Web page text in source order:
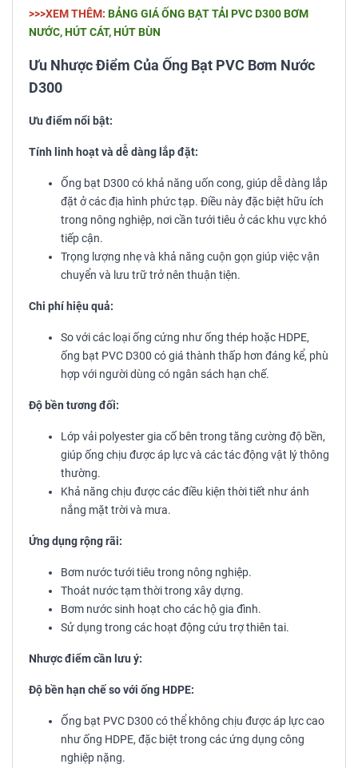
>>>XEM THÊM: BẢNG GIÁ ỐNG BẠT TẢI PVC D300 BƠM
NƯỚC, HÚT CÁT, HÚT BÙN
Ưu Nhược Điểm Của Ống Bạt PVC Bơm Nước
D300
Ưu điểm nổi bật:
Tính linh hoạt và dễ dàng lắp đặt:
Ống bạt D300 có khả năng uốn cong, giúp dễ dàng lắp
đặt ở các địa hình phức tạp. Điều này đặc biệt hữu ích
trong nông nghiệp, nơi cần tưới tiêu ở các khu vực khó
tiếp cận.
Trọng lượng nhẹ và khả năng cuộn gọn giúp việc vận
chuyển và lưu trữ trở nên thuận tiện.
Chi phí hiệu quả:
So với các loại ống cứng như ống thép hoặc HDPE,
ống bạt PVC D300 có giá thành thấp hơn đáng kể, phù
hợp với người dùng có ngân sách hạn chế.
Độ bền tương đối:
Lớp vải polyester gia cố bên trong tăng cường độ bền,
giúp ống chịu được áp lực và các tác động vật lý thông
thường.
Khả năng chịu được các điều kiện thời tiết như ánh
nắng mặt trời và mưa.
Ứng dụng rộng rãi:
Bơm nước tưới tiêu trong nông nghiệp.
Thoát nước tạm thời trong xây dựng.
Bơm nước sinh hoạt cho các hộ gia đình.
Sử dụng trong các hoạt động cứu trợ thiên tai.
Nhược điểm cần lưu ý:
Độ bền hạn chế so với ống HDPE:
Ống bạt PVC D300 có thể không chịu được áp lực cao
như ống HDPE, đặc biệt trong các ứng dụng công
nghiệp nặng.